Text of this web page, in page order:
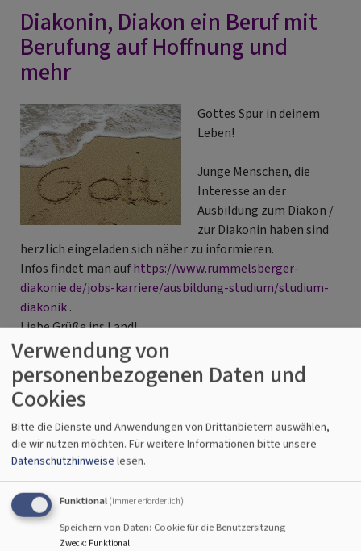
HOCHWASSER
IN
BAYERN“
Diakonin, Diakon ein Beruf mit
Berufung auf Hoffnung und
mehr
Gottes Spur in deinem
Leben!
Junge Menschen, die
Interesse an der
Ausbildung zum Diakon /
zur Diakonin haben sind
herzlich eingeladen sich näher zu informieren.
Infos findet man aufhttps://www.rummelsberger-
diakonie.de/jobs-karriere/ausbildung-studium/studium-
diakonik.
Liebe Grüße ins Land!
Frank Grohmann
Weiterlesenüber
ein
Beruf
Berufung
Hoffnung
„Nur Gerechtigkeit schafft
Frieden”
Landesbischof Kopp betont nach
Ostafrika-Reise die Bedeutung
globaler Verantwortung,
Verwendung von
personenbezogenen Daten und
Cookies
Bitte die Dienste und Anwendungen von Drittanbietern auswählen,
die wir nutzen möchten. Für weitere Informationen bitte unsere
Datenschutzhinweise lesen.
Funktional (immer erforderlich)
Speichern von Daten: Cookie für die Benutzersitzung
Zweck: Funktional